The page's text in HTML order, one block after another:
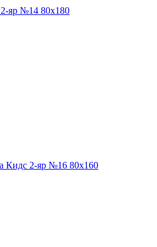
яр №14 80х180
Кидс 2-яр №16 80х160